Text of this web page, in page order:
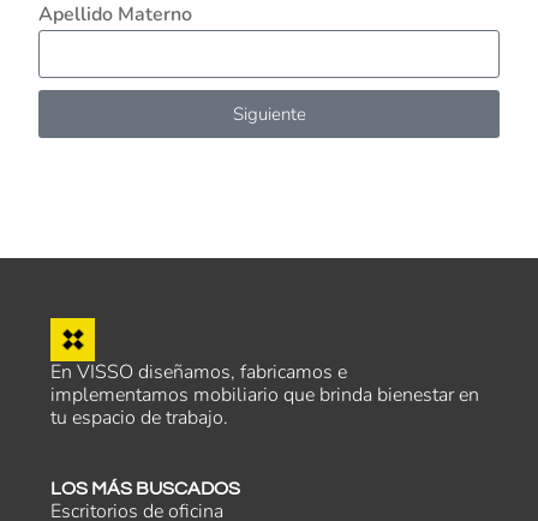
Apellido Materno
Siguiente
En VISSO diseñamos, fabricamos e
implementamos mobiliario que brinda bienestar en
tu espacio de trabajo.
LOS MÁS BUSCADOS
Escritorios de oficina